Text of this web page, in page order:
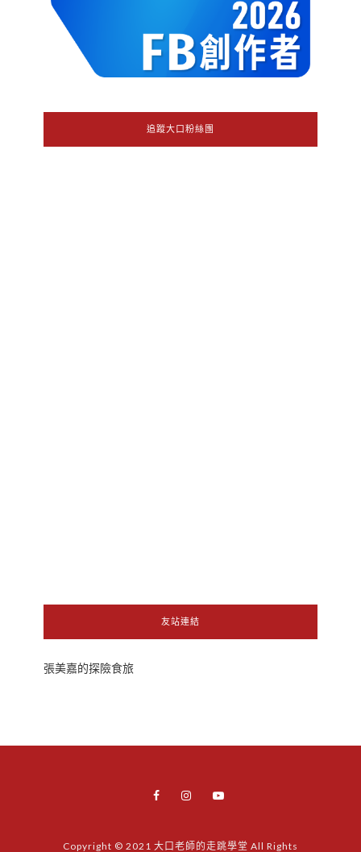
追蹤大口粉絲團
友站連結
張美嘉的探險食旅
Copyright © 2021 大口老師的走跳學堂 All Rights